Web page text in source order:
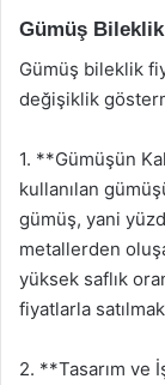
Gümüş
Gümüş bileklik
değişiklik
1. **Gümüşün
kullanılan
gümüş, yani
metallerden
yüksek saflık
fiyatlarla
2. **Tasarım ve